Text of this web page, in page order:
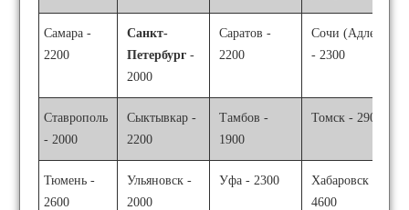
Самара -
2200
Санкт-
Петербург -
2000
Саратов -
2200
Сочи (Адлер)
- 2300
Ставрополь
- 2000
Сыктывкар -
2200
Тамбов -
1900
Томск - 2900
Тюмень -
2600
Ульяновск -
2000
Уфа - 2300
Хабаровск -
4600